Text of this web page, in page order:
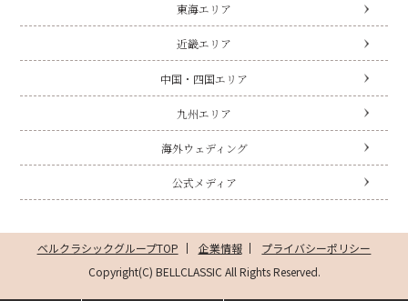
東海エリア
近畿エリア
中国・四国エリア
九州エリア
海外ウェディング
公式メディア
ベルクラシックグループTOP 企業情報
プライバシーポリシー
Copyright(C) BELLCLASSIC All Rights Reserved.